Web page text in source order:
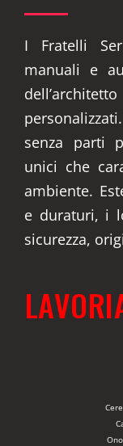
I Fratelli
manuali e
senza parti
unici che
ambiente.
e duraturi, i
sicurezza,